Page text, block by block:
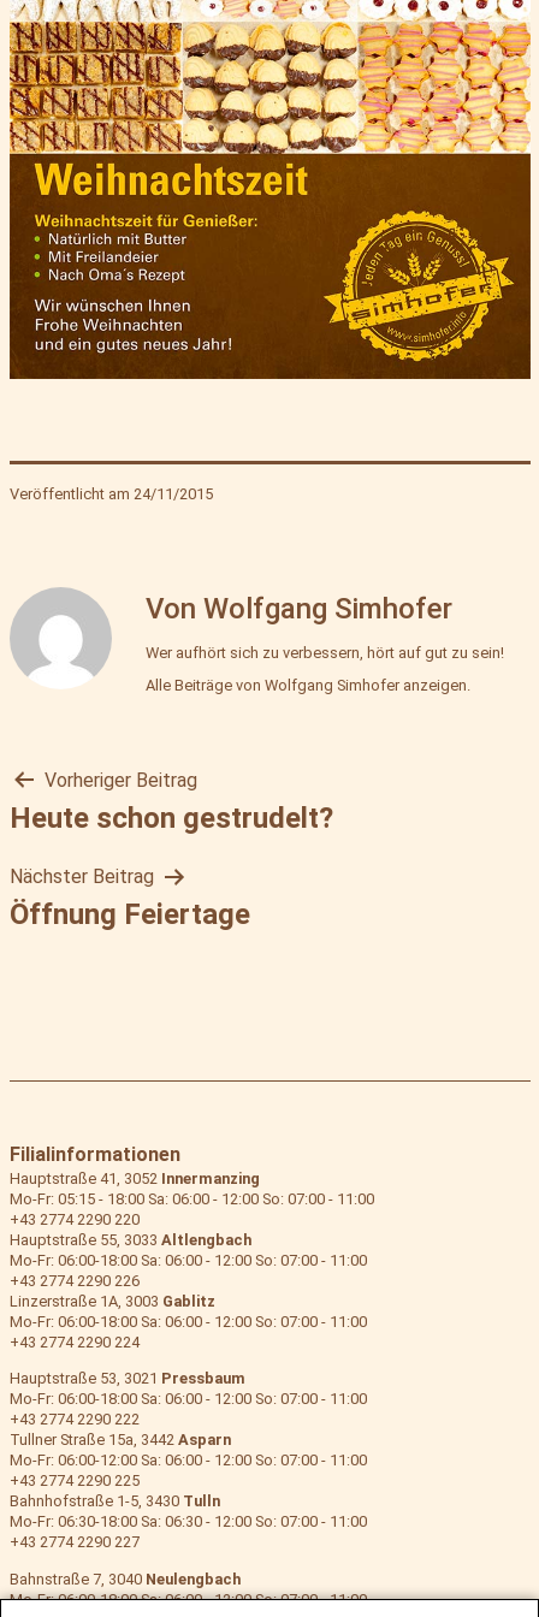
Veröffentlicht am 24/11/2015
Von Wolfgang Simhofer
Wer aufhört sich zu verbessern, hört auf gut zu sein!
Alle Beiträge von Wolfgang Simhofer anzeigen.
Beitragsnavigation
Vorheriger Beitrag
Heute schon gestrudelt?
Nächster Beitrag
Öffnung Feiertage
Filialinformationen
Hauptstraße 41, 3052 Innermanzing
Mo-Fr: 05:15 - 18:00 Sa: 06:00 - 12:00 So: 07:00 - 11:00
+43 2774 2290 220
Hauptstraße 55, 3033 Altlengbach
Mo-Fr: 06:00-18:00 Sa: 06:00 - 12:00 So: 07:00 - 11:00
+43 2774 2290 226
Linzerstraße 1A, 3003 Gablitz
Mo-Fr: 06:00-18:00 Sa: 06:00 - 12:00 So: 07:00 - 11:00
+43 2774 2290 224
Hauptstraße 53, 3021 Pressbaum
Mo-Fr: 06:00-18:00 Sa: 06:00 - 12:00 So: 07:00 - 11:00
+43 2774 2290 222
Tullner Straße 15a, 3442 Asparn
Mo-Fr: 06:00-12:00 Sa: 06:00 - 12:00 So: 07:00 - 11:00
+43 2774 2290 225
Bahnhofstraße 1-5, 3430 Tulln
Mo-Fr: 06:30-18:00 Sa: 06:30 - 12:00 So: 07:00 - 11:00
+43 2774 2290 227
Bahnstraße 7, 3040 Neulengbach
Mo-Fr: 06:00-18:00 Sa: 06:00 - 12:00 So: 07:00 - 11:00